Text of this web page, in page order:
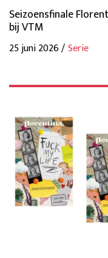
Seizoensfinale
bij VTM
25 juni 2026 /Serie